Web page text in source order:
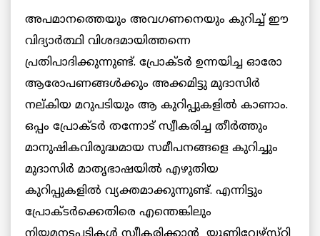
അപമാനത്തെയും അവഗണനെയും കുറിച്ച് ഈ
വിദ്യാര്‍ത്ഥി വിശദമായിത്തന്നെ
പ്രതിപാദിക്കുന്നുണ്ട്. പ്രോക്ടര്‍ ഉന്നയിച്ച ഓരോ
ആരോപണങ്ങള്‍ക്കും അക്കമിട്ടു മുദാസിര്‍
നല്കിയ മറുപടിയും ആ കുറിപ്പുകളില്‍ കാണാം.
ഒപ്പം പ്രോക്ടര്‍ തന്നോട് സ്വീകരിച്ച തീര്‍ത്തും
മാനുഷികവിരുദ്ധമായ സമീപനങ്ങളെ കുറിച്ചും
മുദാസിര്‍ മാതൃഭാഷയില്‍ എഴുതിയ
കുറിപ്പുകളില്‍ വ്യക്തമാക്കുന്നുണ്ട്. എന്നിട്ടും
പ്രോക്ടര്‍ക്കെതിരെ എന്തെങ്കിലും